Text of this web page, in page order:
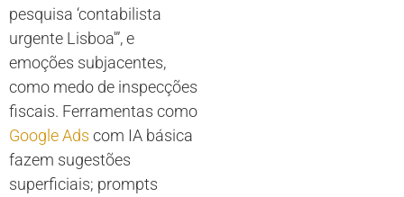
pesquisa ‘contabilista
urgente Lisboa'”, e
emoções subjacentes,
como medo de inspecções
fiscais. Ferramentas como
Google Ads com IA básica
fazem sugestões
superficiais; prompts